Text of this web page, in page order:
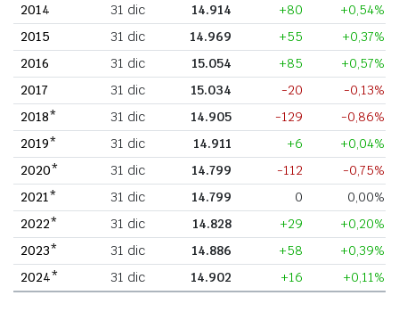
2014
31 dic 14.914 +80
+0,54%
2015
31 dic 14.969 +55
+0,37%
2016
31 dic 15.054 +85
+0,57%
2017
31 dic 15.034 -20
-0,13%
2018*
31 dic 14.905 -129
-0,86%
2019*
31 dic 14.911 +6 +0,04%
2020*
31 dic 14.799 -112
-0,75%
2021*
31 dic 14.799 0
0,00%
2022*
31 dic 14.828 +29
+0,20%
2023*
31 dic 14.886 +58
+0,39%
2024*
31 dic 14.902 +16 +0,11%